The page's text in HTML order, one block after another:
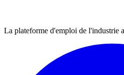
La plateforme d'emploi de l'industrie